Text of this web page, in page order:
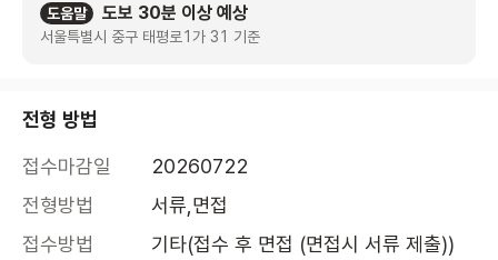
도움말 도보 30분 이상 예상
서울특별시 중구 태평로1가 31 기준
전형 방법
접수마감일
20260722
전형방법
서류,면접
접수방법
기타(접수 후 면접 (면접시 서류 제출))